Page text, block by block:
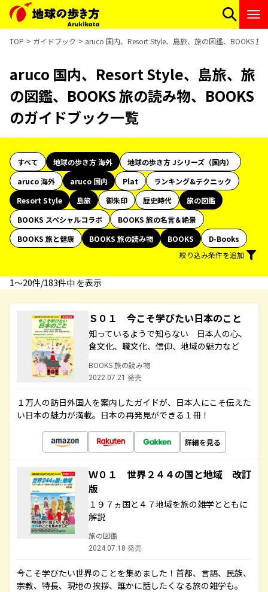
TOP ガイドブック aruco 国内、Resort Style、島旅、旅の図鑑、BOOKS 旅
aruco 国内、Resort Style、島旅、旅
の図鑑、BOOKS 旅の読み物、BOOKS
のガイドブック一覧
すべて 地球の歩き方 海外
地球の歩き方 Jシリーズ（国内）
aruco 海外
aruco 国内 Plat
ランキング&テクニック
Resort Style
島旅 御朱印 歴史時代
旅の図鑑
BOOKS スペシャルコラボ
BOOKS 旅の名言＆絶景
BOOKS 旅と健康
BOOKS 旅の読み物 BOOKS
D-Books
絞り込み条件を追加
1〜20件/183件中 を表示
Ｓ０１ 今こそ学びたい日本のこと
知っているようで知らない 日本人の心、
食文化、職文化、信仰、地域の魅力など
BOOKS 旅の読み物
2022.07.21 発売
１万人の訪日外国人を案内したガイドが、日本人にこそ伝えた
い日本の魅力が満載。日本の再発見ができる１冊！
詳細を見る
Ｗ０１ 世界２４４の国と地域 改訂
版
１９７ヵ国と４７地域を旅の雑学とともに
解説
旅の図鑑
2024.07.18 発売
今こそ学びたい世界のことを集めました！首都、言語、民族、
宗教、特長、現地の挨拶、誰かに話したくなる旅の雑学も。